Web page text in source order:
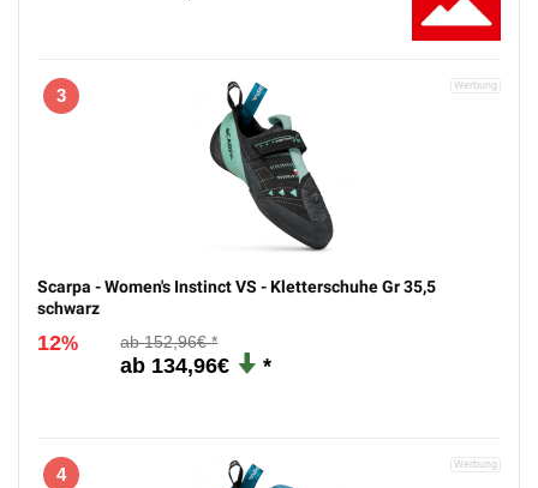
3
Scarpa - Women's Instinct VS - Kletterschuhe Gr 35,5
schwarz
12% 152,96€
134,96€
4